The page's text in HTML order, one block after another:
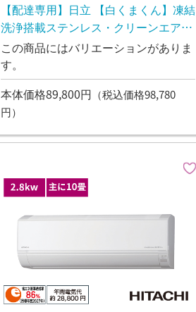
【配達専用】日立 【白くまくん】凍結
洗浄搭載ステンレス・クリーンエアコ
ン Dシリーズ 2.2kw
この商品にはバリエーションがありま
す。
本体価格89,800円 （税込価格98,780
円）